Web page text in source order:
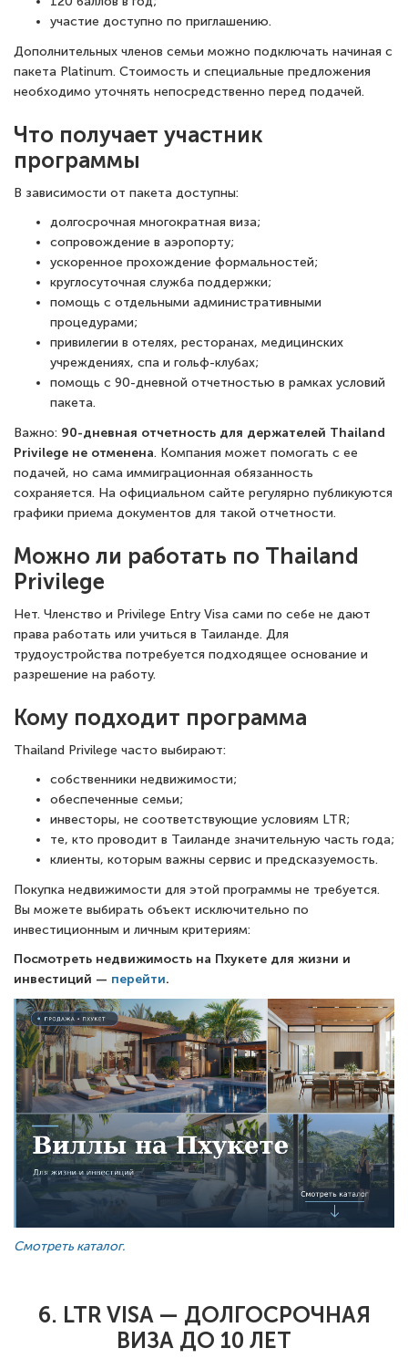
участие доступно по приглашению.
Дополнительных членов семьи можно подключать начиная с
пакета Platinum. Стоимость и специальные предложения
необходимо уточнять непосредственно перед подачей.
Что получает участник
программы
В зависимости от пакета доступны:
долгосрочная многократная виза;
сопровождение в аэропорту;
ускоренное прохождение формальностей;
круглосуточная служба поддержки;
помощь с отдельными административными
процедурами;
привилегии в отелях, ресторанах, медицинских
учреждениях, спа и гольф-клубах;
помощь с 90-дневной отчетностью в рамках условий
пакета.
Важно: 90-дневная отчетность для держателей Thailand
Privilege не отменена. Компания может помогать с ее
подачей, но сама иммиграционная обязанность
сохраняется. На официальном сайте регулярно публикуются
графики приема документов для такой отчетности.
Можно ли работать по Thailand
Privilege
Нет. Членство и Privilege Entry Visa сами по себе не дают
права работать или учиться в Таиланде. Для
трудоустройства потребуется подходящее основание и
разрешение на работу.
Кому подходит программа
Thailand Privilege часто выбирают:
собственники недвижимости;
обеспеченные семьи;
инвесторы, не соответствующие условиям LTR;
те, кто проводит в Таиланде значительную часть года;
клиенты, которым важны сервис и предсказуемость.
Покупка недвижимости для этой программы не требуется.
Вы можете выбирать объект исключительно по
инвестиционным и личным критериям:
Посмотреть недвижимость на Пхукете для жизни и
инвестиций — перейти.
Смотреть каталог.
6. LTR VISA — ДОЛГОСРОЧНАЯ
ВИЗА ДО 10 ЛЕТ